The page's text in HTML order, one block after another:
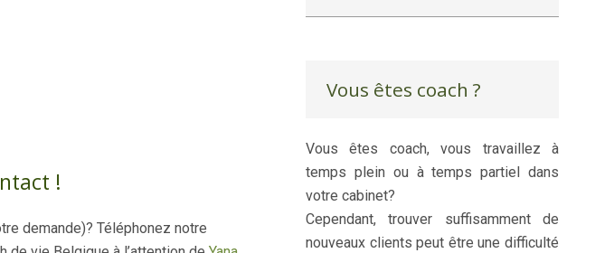
!
demande)? Téléphonez notre
Vous êtes coach ?
Vous êtes coach, vous travaillez à
temps plein ou à temps partiel dans
votre cabinet?
Cependant, trouver suffisamment de
nouveaux clients peut être une difficulté